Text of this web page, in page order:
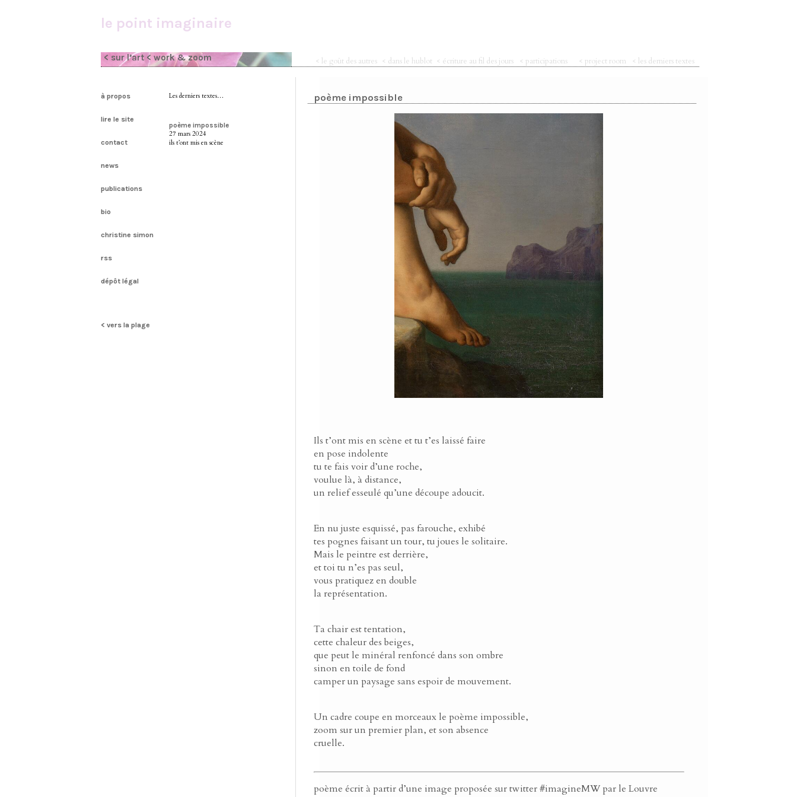
le point imaginaire
< sur l’art < work & zoom < le goût des autres < dans le hublot < écriture au fil des jours < participations < project room < les derniers textes
à propos
lire le site
contact
news
publications
bio
christine simon
rss
dépôt légal
< vers la plage
Les derniers textes…
poème impossible
27 mars 2024
ils t’ont mis en scène
poème impossible
Ils t’ont mis en scène et tu t’es laissé faire
en pose indolente
tu te fais voir d’une roche,
voulue là, à distance,
un relief esseulé qu’une découpe adoucit.
En nu juste esquissé, pas farouche, exhibé
tes pognes faisant un tour, tu joues le solitaire.
Mais le peintre est derrière,
et toi tu n’es pas seul,
vous pratiquez en double
la représentation.
Ta chair est tentation,
cette chaleur des beiges,
que peut le minéral renfoncé dans son ombre
sinon en toile de fond
camper un paysage sans espoir de mouvement.
Un cadre coupe en morceaux le poème impossible,
zoom sur un premier plan, et son absence
cruelle.
poème écrit à partir d’une image proposée sur twitter #imagineMW par le Louvre